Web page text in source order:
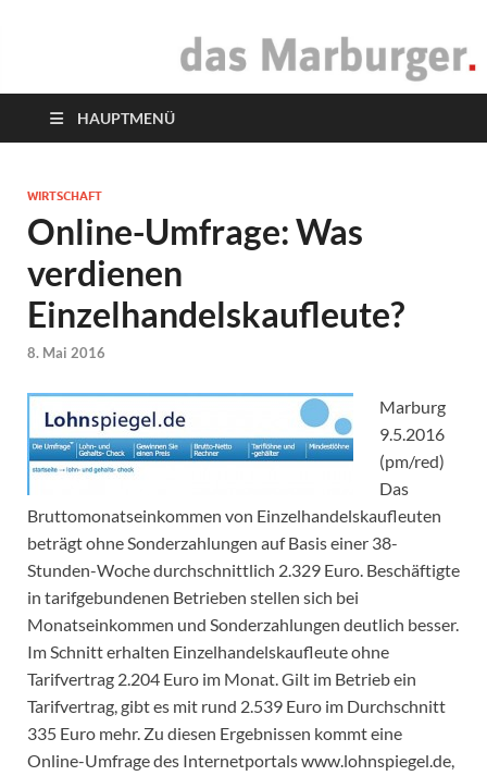
das Marburger.
HAUPTMENÜ
WIRTSCHAFT
Online-Umfrage: Was
verdienen
Einzelhandelskaufleute?
8. Mai 2016
Marburg
9.5.2016
(pm/red)
Das
Bruttomonatseinkommen von Einzelhandelskaufleuten
beträgt ohne Sonderzahlungen auf Basis einer 38-
Stunden-Woche durchschnittlich 2.329 Euro. Beschäftigte
in tarifgebundenen Betrieben stellen sich bei
Monatseinkommen und Sonderzahlungen deutlich besser.
Im Schnitt erhalten Einzelhandelskaufleute ohne
Tarifvertrag 2.204 Euro im Monat. Gilt im Betrieb ein
Tarifvertrag, gibt es mit rund 2.539 Euro im Durchschnitt
335 Euro mehr. Zu diesen Ergebnissen kommt eine
Online-Umfrage des Internetportals www.lohnspiegel.de,